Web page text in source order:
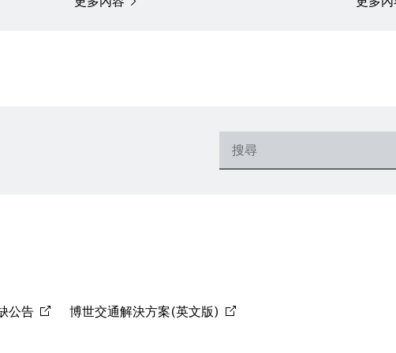
公告 博世交通解決方案(英文版)